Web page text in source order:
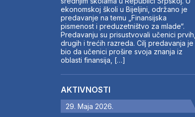
ekonomskoj školi u Bijeljini, održano je
predavanje na temu „Finansijska
pismenost i preduzetništvo za mlade“.
Predavanju su prisustvovali učenici prvih,
drugih i trećih razreda. Cilj predavanja je
bio da učenici prošire svoja znanja iz
oblasti finansija, […]
AKTIVNOSTI
29. Maja 2026.